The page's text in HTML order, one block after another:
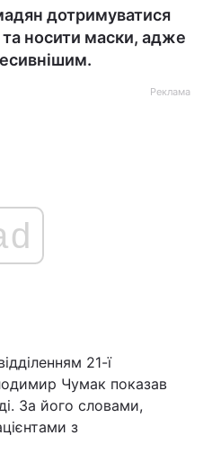
дотримуватися
та носити маски, адже
Реклама
21-ї
Чумак показав
За його словами,
з